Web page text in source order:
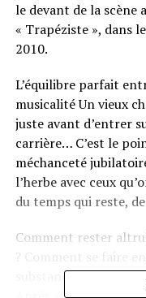
le devant de la scène
« Trapéziste », dans
2010.
L’équilibre parfait
musicalité Un vieux
juste avant d’entrer
carrière… C’est le
méchanceté
l’herbe avec ceux
du temps qui reste,
Comment rester
substance, ce dont il